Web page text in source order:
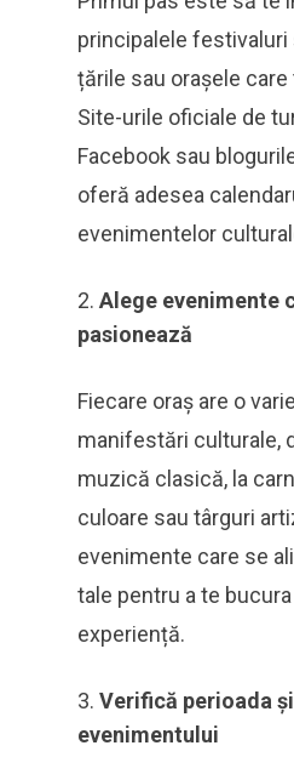
principalele
țările sau orașele
Site-urile oficiale de
Facebook sau
oferă adesea
evenimentelor
Alege evenimente
pasionează
Fiecare oraș are o
manifestări culturale,
muzică clasică, la
culoare sau târguri
evenimente care se
tale pentru a te
experiență.
Verifică perioada
evenimentului